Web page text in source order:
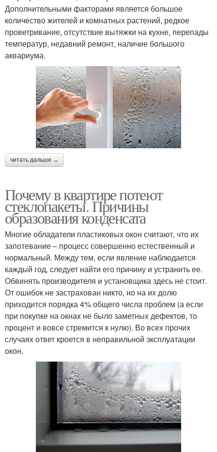
Дополнительными факторами является большое
количество жителей и комнатных растений, редкое
проветривание, отсутствие вытяжки на кухне, перепады
температур, недавний ремонт, наличие большого
аквариума.
читать дальше →
Почему в квартире потеют
стеклопакеты. Причины
образования конденсата
Многие обладатели пластиковых окон считают, что их
запотевание – процесс совершенно естественный и
нормальный. Между тем, если явление наблюдается
каждый год, следует найти его причину и устранить ее.
Обвинять производителя и установщика здесь не стоит.
От ошибок не застрахован никто, но на их долю
приходится порядка 4% общего числа проблем (а если
при покупке на окнах не было заметных дефектов, то
процент и вовсе стремится к нулю). Во всех прочих
случаях ответ кроется в неправильной эксплуатации
окон.